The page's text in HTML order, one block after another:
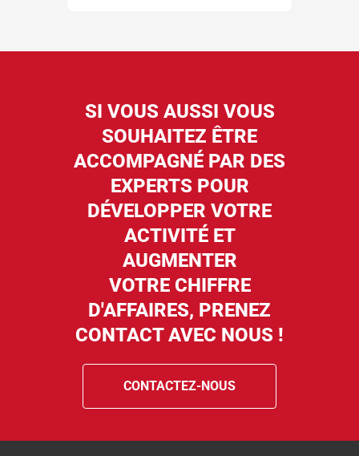
SI VOUS AUSSI VOUS
SOUHAITEZ ÊTRE
ACCOMPAGNÉ PAR DES
EXPERTS POUR
DÉVELOPPER VOTRE
ACTIVITÉ ET
AUGMENTER
VOTRE CHIFFRE
D'AFFAIRES, PRENEZ
CONTACT AVEC NOUS !
CONTACTEZ-NOUS